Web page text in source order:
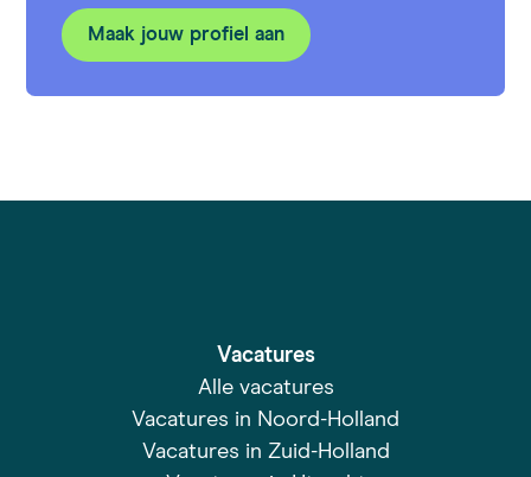
Maak jouw profiel aan
Vacatures
Alle vacatures
Vacatures in Noord-Holland
Vacatures in Zuid-Holland